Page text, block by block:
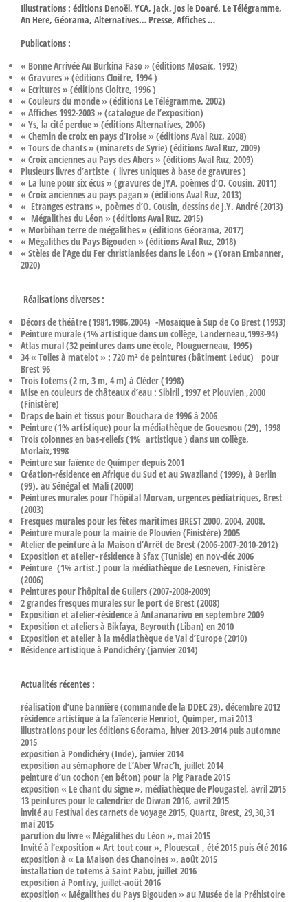
Illustrations : éditions Denoël, YCA, Jack, Jos le Doaré, Le Télégramme,
An Here, Géorama, Alternatives… Presse, Affiches …
Publications :
« Bonne Arrivée Au Burkina Faso » (éditions Mosaïc, 1992)
« Gravures » (éditions Cloitre, 1994 )
« Ecritures » (éditions Cloitre, 1996 )
« Couleurs du monde » (éditions Le Télégramme, 2002)
« Affiches 1992-2003 » (catalogue de l’exposition)
« Ys, la cité perdue » (éditions Alternatives, 2006)
« Chemin de croix en pays d’Iroise » (éditions Aval Ruz, 2008)
« Tours de chants » (minarets de Syrie) (éditions Aval Ruz, 2009)
« Croix anciennes au Pays des Abers » (éditions Aval Ruz, 2009)
Plusieurs livres d’artiste ( livres uniques à base de gravures )
« La lune pour six écus » (gravures de JYA, poèmes d’O. Cousin, 2011)
« Croix anciennes au pays pagan » (éditions Aval Ruz, 2013)
« Etranges estrans », poèmes d’O. Cousin, dessins de J.Y. André (2013)
« Mégalithes du Léon » (éditions Aval Ruz, 2015)
« Morbihan terre de mégalithes » (éditions Géorama, 2017)
« Mégalithes du Pays Bigouden » (éditions Aval Ruz, 2018)
« Stèles de l’Age du Fer christianisées dans le Léon » (Yoran Embanner,
2020)
Réalisations diverses :
Décors de théâtre (1981,1986,2004) -Mosaïque à Sup de Co Brest (1993)
Peinture murale (1% artistique dans un collège, Landerneau,1993-94)
Atlas mural (32 peintures dans une école, Plouguerneau, 1995)
34 « Toiles à matelot » : 720 m² de peintures (bâtiment Leduc) pour
Brest 96
Trois totems (2 m, 3 m, 4 m) à Cléder (1998)
Mise en couleurs de châteaux d’eau : Sibiril ,1997 et Plouvien ,2000
(Finistère)
Draps de bain et tissus pour Bouchara de 1996 à 2006
Peinture (1% artistique) pour la médiathèque de Gouesnou (29), 1998
Trois colonnes en bas-reliefs (1% artistique ) dans un collège,
Morlaix,1998
Peinture sur faïence de Quimper depuis 2001
Création-résidence en Afrique du Sud et au Swaziland (1999), à Berlin
(99), au Sénégal et Mali (2000)
Peintures murales pour l’hôpital Morvan, urgences pédiatriques, Brest
(2003)
Fresques murales pour les fêtes maritimes BREST 2000, 2004, 2008.
Peinture murale pour la mairie de Plouvien (Finistère) 2005
Atelier de peinture à la Maison d’Arrêt de Brest (2006-2007-2010-2012)
Exposition et atelier- résidence à Sfax (Tunisie) en nov-déc 2006
Peinture (1% artist.) pour la médiathèque de Lesneven, Finistère
(2006)
Peintures pour l’hôpital de Guilers (2007-2008-2009)
2 grandes fresques murales sur le port de Brest (2008)
Exposition et atelier-résidence à Antananarivo en septembre 2009
Exposition et ateliers à Bikfaya, Beyrouth (Liban) en 2010
Exposition et atelier à la médiathèque de Val d’Europe (2010)
Résidence artistique à Pondichéry (janvier 2014)
Actualités récentes :
réalisation d’une bannière (commande de la DDEC 29), décembre 2012
résidence artistique à la faïencerie Henriot, Quimper, mai 2013
illustrations pour les éditions Géorama, hiver 2013-2014 puis automne
2015
exposition à Pondichéry (Inde), janvier 2014
exposition au sémaphore de L’Aber Wrac’h, juillet 2014
peinture d’un cochon (en béton) pour la Pig Parade 2015
exposition « Le chant du signe », médiathèque de Plougastel, avril 2015
13 peintures pour le calendrier de Diwan 2016, avril 2015
invité au Festival des carnets de voyage 2015, Quartz, Brest, 29,30,31
mai 2015
parution du livre « Mégalithes du Léon », mai 2015
Invité à l’exposition « Art tout cour », Plouescat , été 2015 puis été 2016
exposition à « La Maison des Chanoines », août 2015
installation de totems à Saint Pabu, juillet 2016
exposition à Pontivy, juillet-août 2016
exposition « Mégalithes du Pays Bigouden » au Musée de la Préhistoire